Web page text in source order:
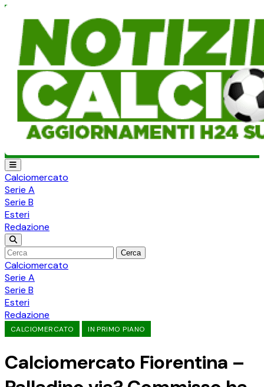
Calciomercato
Serie A
Serie B
Esteri
Redazione
Cerca
Calciomercato
Serie A
Serie B
Esteri
Redazione
CALCIOMERCATO IN PRIMO PIANO
Calciomercato Fiorentina –